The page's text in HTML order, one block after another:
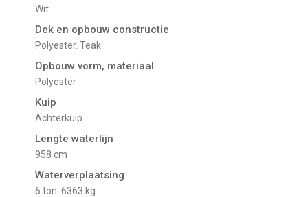
Wit
Dek en opbouw constructie
Polyester. Teak
Opbouw vorm, materiaal
Polyester
Kuip
Achterkuip
Lengte waterlijn
958 cm
Waterverplaatsing
6 ton. 6363 kg